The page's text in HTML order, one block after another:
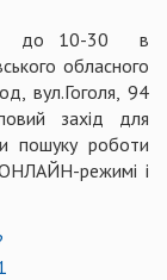
до 10-30 в
обласного
вул.Гоголя, 94
захід для
пошуку роботи
ОНЛАЙН-режимі і